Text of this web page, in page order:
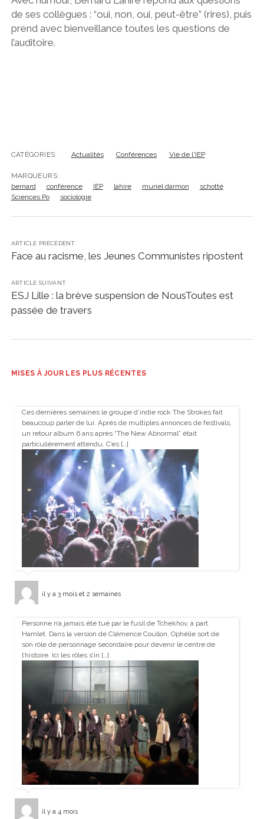
de ses collègues : “oui, non, oui, peut-être” (rires), puis
prend avec bienveillance toutes les questions de
l’auditoire.
CATÉGORIES: Actualités Conférences Vie de l'IEP
MARQUEURS:
bernard
conférence IEP lahire muriel darmon
schotté
Sciences Po
sociologie
ARTICLE PRÉCÉDENT
Face au racisme, les Jeunes Communistes ripostent
ARTICLE SUIVANT
ESJ Lille : la brève suspension de NousToutes est
passée de travers
MISES À JOUR LES PLUS RÉCENTES
Ces dernières semaines le groupe d’indie rock The Strokes fait
beaucoup parler de lui. Après de multiples annonces de festivals,
un retour album 6 ans après “The New Abnormal” était
particulièrement attendu. C’es […]
il y a 3 mois et 2 semaines
Personne n’a jamais été tué par le fusil de Tchekhov, à part
Hamlet. Dans la version de Clémence Coullon, Ophélie sort de
son rôle de personnage secondaire pour devenir le centre de
l’histoire. Ici les rôles s’in […]
il y a 4 mois